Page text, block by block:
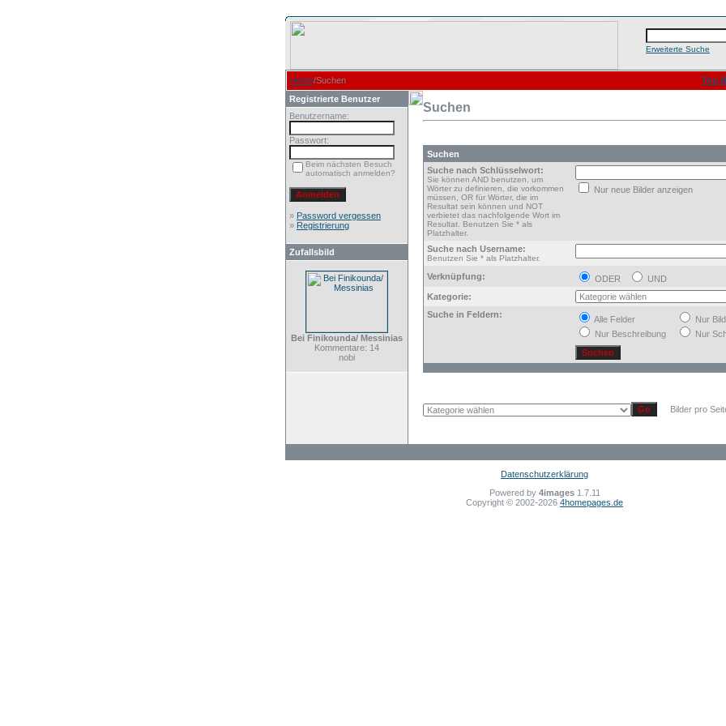
Erweiterte Suche
Home/Suchen
Top
Registrierte Benutzer
Benutzername:
Passwort:
Beim nächsten Besuch
automatisch anmelden?
» Password vergessen
» Registrierung
Zufallsbild
Bei Finikounda/ Messinias
Kommentare: 14
nobi
Suchen
Suchen
Suche nach Schlüsselwort:
Sie können AND benutzen, um
Wörter zu definieren, die vorkommen
müssen, OR für Wörter, die im
Resultat sein können und NOT
verbietet das nachfolgende Wort im
Resultat. Benutzen Sie * als
Platzhalter.
Nur neue Bilder anzeigen
Suche nach Username:
Benutzen Sie * als Platzhalter.
Verknüpfung: ODER
UND
Kategorie:
Suche in Feldern:
Alle Felder
Nur
Nur Beschreibung
Nur
Bilder pro
Datenschutzerklärung
Powered by 4images1.7.11
Copyright © 2002-2026 4homepages.de